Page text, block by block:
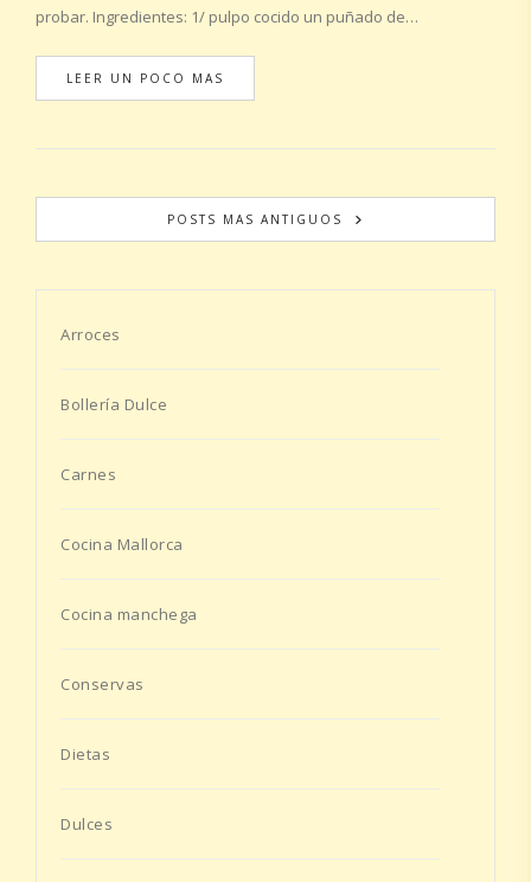
probar. Ingredientes: 1/ pulpo cocido un puñado de…
LEER UN POCO MAS
POSTS MAS ANTIGUOS
Arroces
Bollería Dulce
Carnes
Cocina Mallorca
Cocina manchega
Conservas
Dietas
Dulces